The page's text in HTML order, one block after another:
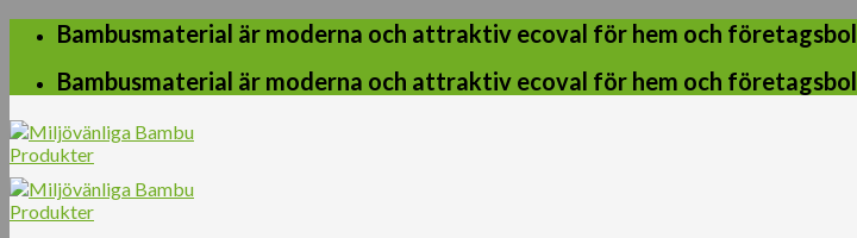
Skip
content
Bambusmaterial är moderna och attraktiv ecoval för hem och
Bambusmaterial är moderna och attraktiv ecoval för hem och